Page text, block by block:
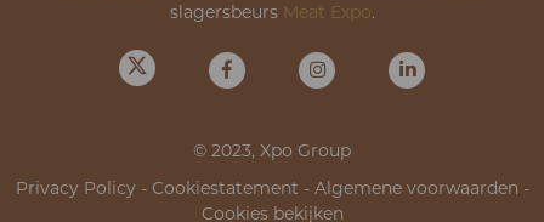
slagersbeurs Meat Expo.
© 2023, Xpo Group
Privacy Policy- Cookiestatement - Algemene voorwaarden -
Cookies bekijken